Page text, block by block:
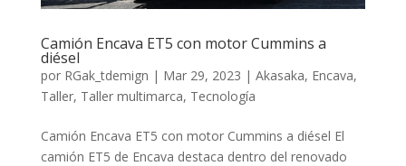
Camión Encava ET5 con motor Cummins a
diésel
por RGak_tdemign | Mar 29, 2023 | Akasaka, Encava,
Taller, Taller multimarca, Tecnología
Camión Encava ET5 con motor Cummins a diésel El
camión ET5 de Encava destaca dentro del renovado